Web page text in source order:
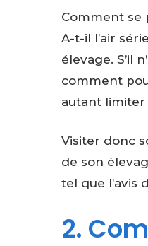
Comment se
A-t-il l’air
élevage. S’il
comment
autant limiter
Visiter donc
de son
tel que l’avis
2.